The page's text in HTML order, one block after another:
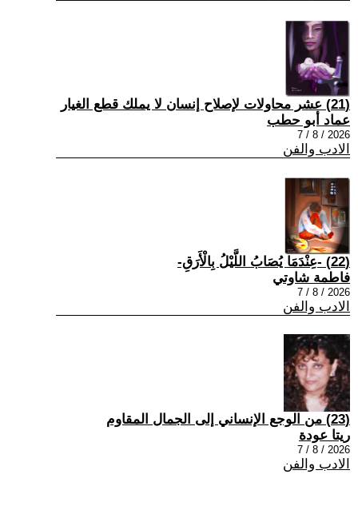
(21) عشر محاولات لإصلاح إنسان لا يملك قطع الغيار
عماد أبو حطب
2026 / 8 / 7
الادب والفن
(22) -عِنْدَمَا يُصَابُ اللَّيْلُ بِالْأَرَقِ-
فاطمة شاوتي
2026 / 8 / 7
الادب والفن
(23) من الوجع الإنساني إلى الجمال المقاوم
ريتا عودة
2026 / 8 / 7
الادب والفن